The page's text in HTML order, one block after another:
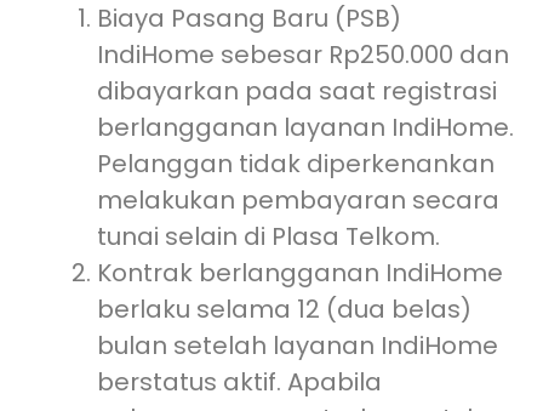
Biaya Pasang Baru (PSB)
IndiHome sebesar Rp250.000 dan
dibayarkan pada saat registrasi
berlangganan layanan IndiHome.
Pelanggan tidak diperkenankan
melakukan pembayaran secara
tunai selain di Plasa Telkom.
Kontrak berlangganan IndiHome
berlaku selama 12 (dua belas)
bulan setelah layanan IndiHome
berstatus aktif. Apabila